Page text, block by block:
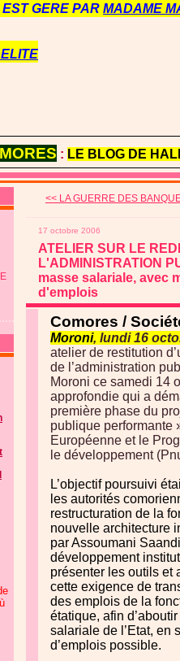
GERE PAR MADAME
: LE BLOG DE
<< LA GUERRE DES
17 octobre 2006
ATELIER SUR LE
L'ADMINISTRATION
masse salariale, avec
d'emplois
Comores /
Moroni, lundi 16
atelier de restitution
de l’administration
Moroni ce samedi 14
approfondie qui a
première phase du
publique performante
Européenne et le
le développement
L’objectif poursuivi
les autorités
restructuration de la
nouvelle architecture
par Assoumani
développement
présenter les outils et
cette exigence de
des emplois de la
étatique, afin
salariale de l’Etat, en
d’emplois possible.